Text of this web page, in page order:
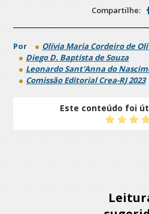
Compartilhe:
Por
Olívia Maria Cordeiro de
Diego D. Baptista de Souza
Leonardo Sant'Anna do
Comissão Editorial Crea-RJ 2023
Este conteúdo foi